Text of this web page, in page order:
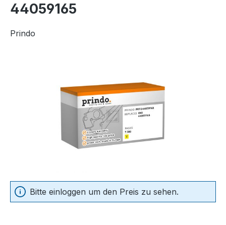
44059165
Prindo
Bitte einloggen um den Preis zu sehen.